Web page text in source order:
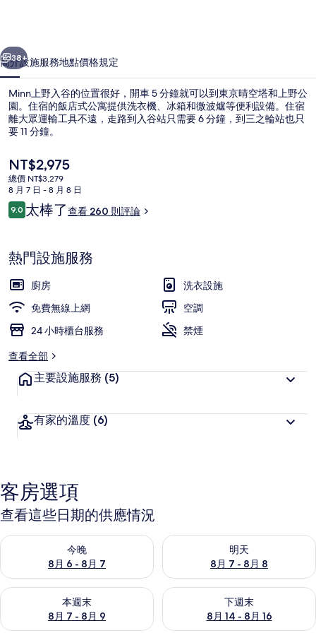
片
集
個 下一個
38+
簡介設施服務地點價格規定
Minn上野入谷的位置很好，開車 5 分鐘就可以到東京晴空塔和上野公
園。住宿的飯店式公寓提供洗衣機、冰箱和微波爐等便利設備。住宿
離大眾運輸工具不遠，走路到入谷站只需要 6 分鐘，到三之輪站也只
要 11 分鐘。
目
前
的
價
格
NT$2,975
總價 NT$3,279
8 月 7 日 - 8 月 8 日
評
論
9.09.0 分，滿分 10 分，
太棒了查看 260 則評論
熱門設施服務
廚房
洗衣設施
免費無線上網
空調
24 小時櫃台服務
禁煙
查看全部
主要設施服務 (5)
有家的溫度 (6)
客房選項
查看這些日期的供應情況
今晚
8月 6 - 8月 7
查看今晚 (8月 6 - 8月 7) 的供應情況
明天
8月 7 - 8月 8
查看明天 (8月 7 - 8月 8) 的供
本週末
8月 7 - 8月 9
查看本週末 (8月 7 - 8月 9) 的供應情況
下週末
8月 14 - 8月 16
查看下週末 (8月 14 - 8月 16)